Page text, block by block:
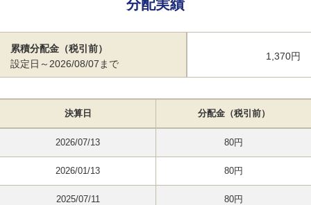
分配実績
累積分配金（税引前）
設定日～2026/08/07まで
1,370円
決算日 分配金（税引前）
2026/07/13 80円
2026/01/13 80円
2025/07/11 80円